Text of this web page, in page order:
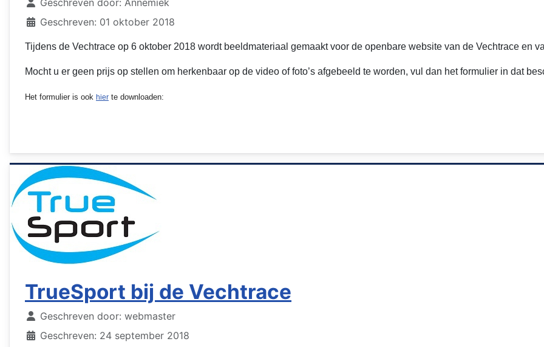
Geschreven: 01 oktober 2018
Tijdens de Vechtrace op 6 oktober 2018 wordt beeldmateriaal gemaakt voor de openbare website van de Vechtrace en
Mocht u er geen prijs op stellen om herkenbaar op de video of foto’s afgebeeld te worden, vul dan het formulier in dat
Het formulier is ook hier te downloaden:
TrueSport bij de Vechtrace
Details
Geschreven door: webmaster
Geschreven: 24 september 2018